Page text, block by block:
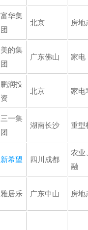
富华集
团
北京 房地
美的集
团
广东佛山 家电
鹏润投
资
北京 家电
三一集
团
湖南长沙 重型
新希望 四川成都
农业
融
雅居乐 广东中山 房地